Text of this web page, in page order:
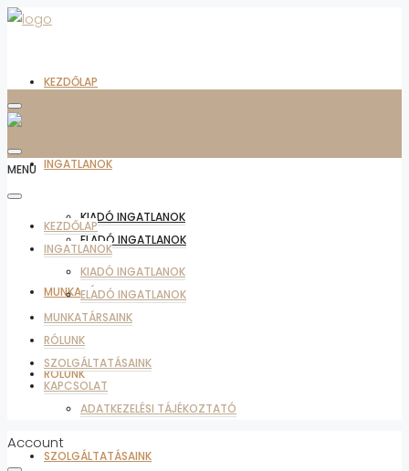
KEZDŐLAP
INGATLANOK
KIADÓ INGATLANOK
ELADÓ INGATLANOK
MUNKATÁRSAINK
RÓLUNK
SZOLGÁLTATÁSAINK
MENU
KEZDŐLAP
INGATLANOK
KIADÓ INGATLANOK
ELADÓ INGATLANOK
MUNKATÁRSAINK
RÓLUNK
SZOLGÁLTATÁSAINK
KAPCSOLAT
ADATKEZELÉSI TÁJÉKOZTATÓ
Account